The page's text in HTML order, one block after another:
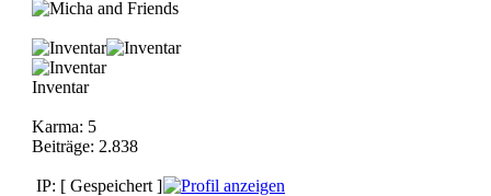
Inventar
Karma: 5
Beiträge: 2.838
IP: [ Gespeichert ]